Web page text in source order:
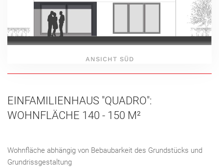
ANSICHT SÜD
EINFAMILIENHAUS "QUADRO":
WOHNFLÄCHE 140 - 150 M²
Wohnfläche abhängig von Bebaubarkeit des Grundstücks und
Grundrissgestaltung